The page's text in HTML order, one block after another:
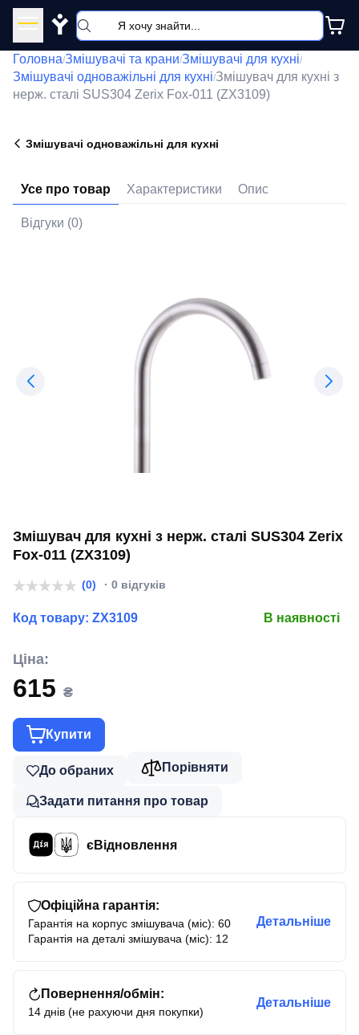
Y
Головна/Змішувачі та крани/Змішувачі для кухні/
Змішувачі одноважільні для кухні/Змішувач для кухні з
нерж. сталі SUS304 Zerix Fox-011 (ZX3109)
Змішувачі одноважільні для кухні
Усе про товар Характеристики Опис
Відгуки (0)
Змішувач для кухні з нерж. сталі SUS304 Zerix
Fox-011 (ZX3109)
(0) · 0 відгуків
Код товару: ZX3109 В наявності
Ціна:
615 ₴
Купити
До обраних Порівняти
Задати питання про товар
єВідновлення
Офіційна гарантія:
Гарантія на корпус змішувача (міс): 60
Гарантія на деталі змішувача (міс): 12
Детальніше
Повернення/обмін:
14 днів (не рахуючи дня покупки)
Детальніше